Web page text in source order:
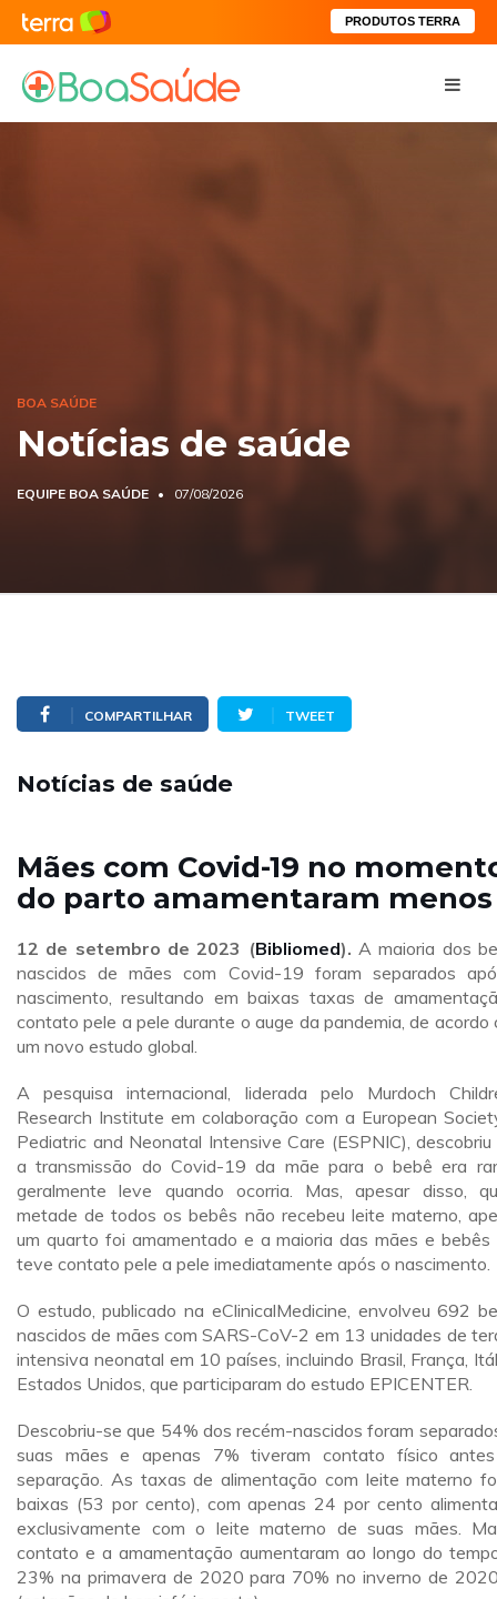
PRODUTOS TERRA
BOA SAÚDE
Notícias de saúde
EQUIPE BOA SAÚDE 07/08/2026
COMPARTILHAR TWEET
Notícias de saúde
Mães com Covid-19 no
do parto amamentaram menos
12 de setembro de 2023 (Bibliomed). A maioria dos
nascidos de mães com Covid-19 foram separados
nascimento, resultando em baixas taxas de
contato pele a pele durante o auge da pandemia, de acordo
um novo estudo global.
A pesquisa internacional, liderada pelo Murdoch
Research Institute em colaboração com a European
Pediatric and Neonatal Intensive Care (ESPNIC), descobriu
a transmissão do Covid-19 da mãe para o bebê era
geralmente leve quando ocorria. Mas, apesar disso,
metade de todos os bebês não recebeu leite materno,
um quarto foi amamentado e a maioria das mães e bebês
teve contato pele a pele imediatamente após o nascimento.
O estudo, publicado na eClinicalMedicine, envolveu 692
nascidos de mães com SARS-CoV-2 em 13 unidades de
intensiva neonatal em 10 países, incluindo Brasil, França,
Estados Unidos, que participaram do estudo EPICENTER.
Descobriu-se que 54% dos recém-nascidos foram
suas mães e apenas 7% tiveram contato físico
separação. As taxas de alimentação com leite materno
baixas (53 por cento), com apenas 24 por cento
exclusivamente com o leite materno de suas mães.
contato e a amamentação aumentaram ao longo do
23% na primavera de 2020 para 70% no inverno de